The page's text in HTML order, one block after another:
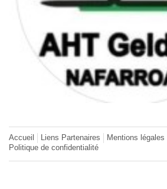
Accueil Liens Partenaires
Mentions légales
Politique de confidentialité